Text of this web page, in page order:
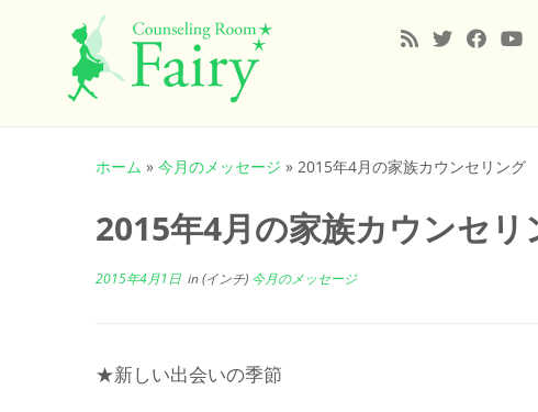
ホーム » 今月のメッセージ » 2015年4月の家族カウンセリング
2015年4月の家族カウンセリ
2015年4月1日 in (インチ) 今月のメッセージ
★新しい出会いの季節